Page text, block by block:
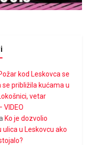
kod Leskovca se
približila kućama u
vetar
VIDEO
Ko je dozvolio
u Leskovcu ako